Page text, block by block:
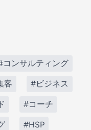
コンサルティング
客 #ビジネス
#コーチ
#HSP